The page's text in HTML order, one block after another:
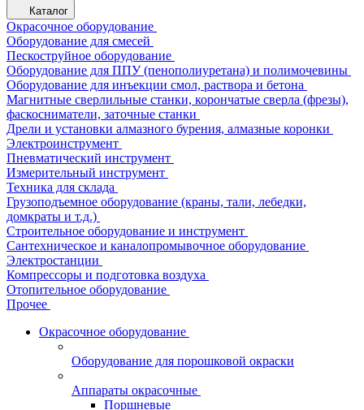
Каталог
Окрасочное оборудование
Оборудование для смесей
Пескоструйное оборудование
Оборудование для ППУ (пенополиуретана) и полимочевины
Оборудование для инъекции смол, раствора и бетона
Магнитные сверлильные станки, корончатые сверла (фрезы),
фаскосниматели, заточные станки
Дрели и установки алмазного бурения, алмазные коронки
Электроинструмент
Пневматический инструмент
Измерительный инструмент
Техника для склада
Грузоподъемное оборудование (краны, тали, лебедки,
домкраты и т.д.)
Строительное оборудование и инструмент
Сантехническое и каналопромывочное оборудование
Электростанции
Компрессоры и подготовка воздуха
Отопительное оборудование
Прочее
Окрасочное оборудование
Оборудование для порошковой окраски
Аппараты окрасочные
Поршневые